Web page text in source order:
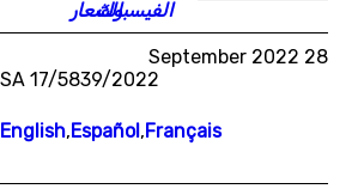
28 September 2022
17/5839/2022
English,Español,Français